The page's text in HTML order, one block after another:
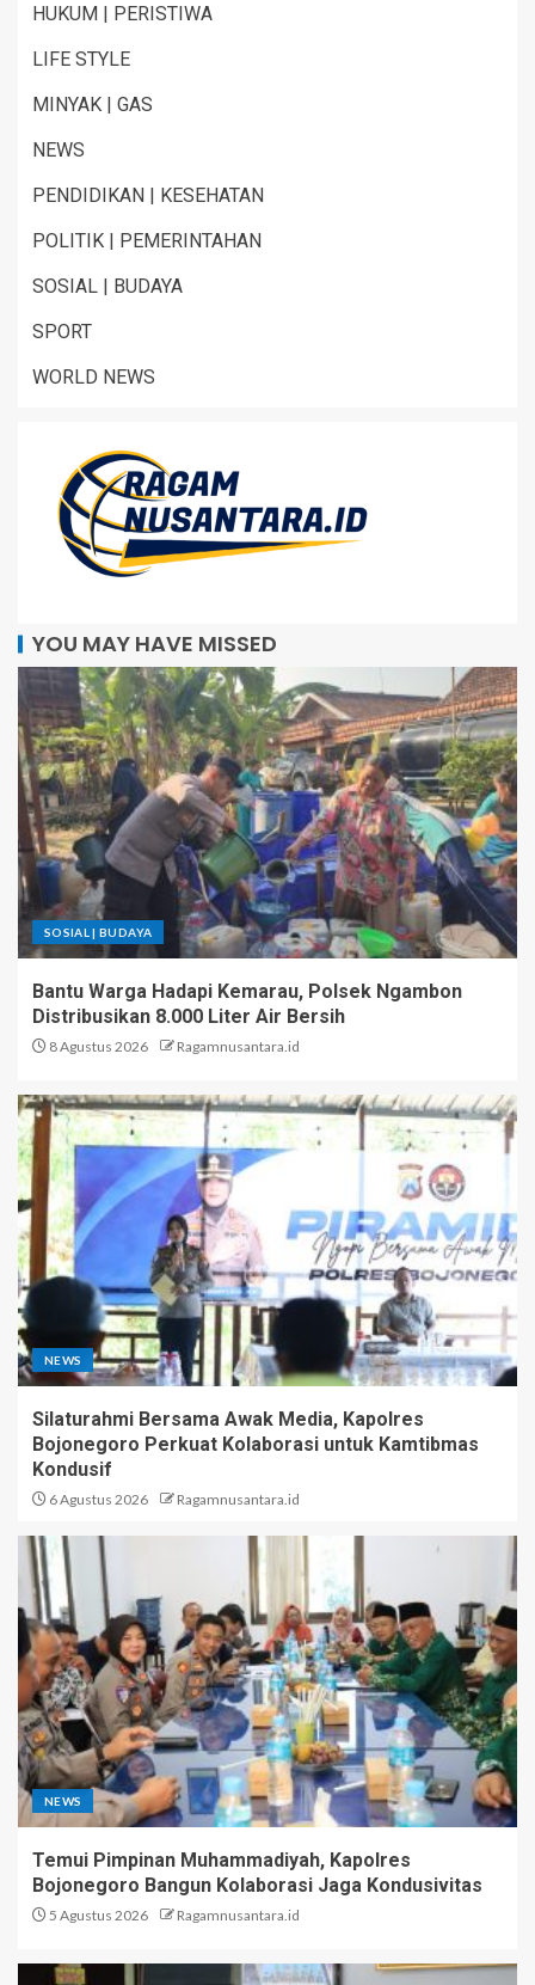
HUKUM | PERISTIWA
LIFE STYLE
MINYAK | GAS
NEWS
PENDIDIKAN | KESEHATAN
POLITIK | PEMERINTAHAN
SOSIAL | BUDAYA
SPORT
WORLD NEWS
YOU MAY HAVE MISSED
SOSIAL | BUDAYA
Bantu Warga Hadapi Kemarau, Polsek Ngambon
Distribusikan 8.000 Liter Air Bersih
8 Agustus 2026 Ragamnusantara.id
NEWS
Silaturahmi Bersama Awak Media, Kapolres
Bojonegoro Perkuat Kolaborasi untuk Kamtibmas
Kondusif
6 Agustus 2026 Ragamnusantara.id
NEWS
Temui Pimpinan Muhammadiyah, Kapolres
Bojonegoro Bangun Kolaborasi Jaga Kondusivitas
5 Agustus 2026 Ragamnusantara.id